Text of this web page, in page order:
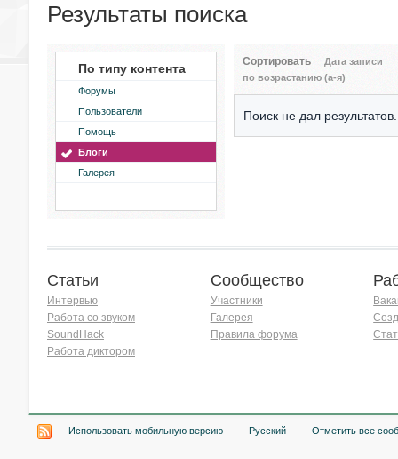
Результаты поиска
По типу контента
Форумы
Пользователи
Помощь
Блоги
Галерея
Сортировать
Дата записи
по возрастанию (а-я)
Поиск не дал результатов.
Статьи
Интервью
Работа со звуком
SoundHack
Работа диктором
Сообщество
Участники
Галерея
Правила форума
Использовать мобильную версию Русский Отметить все